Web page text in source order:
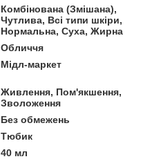
Комбінована (Змішана),
Чутлива, Всі типи шкіри,
Нормальна, Суха, Жирна
Обличчя
Мідл-маркет
Живлення, Пом'якшення,
Зволоження
Без обмежень
Тюбик
40 мл